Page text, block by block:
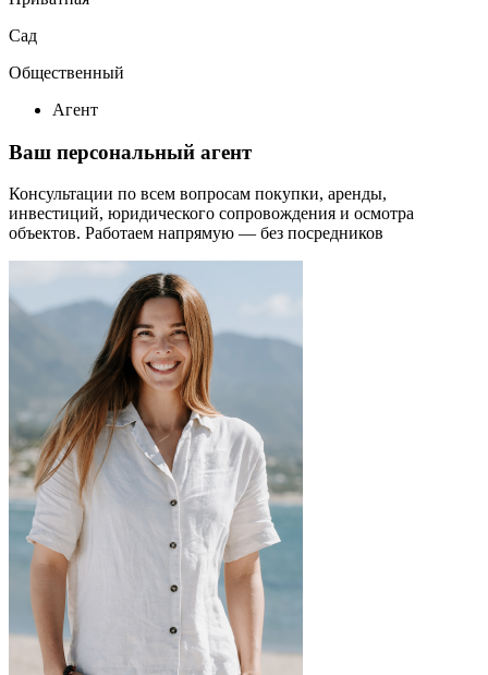
Сад
Общественный
Агент
Ваш персональный агент
Консультации по всем вопросам покупки, аренды,
инвестиций, юридического сопровождения и осмотра
объектов. Работаем напрямую — без посредников